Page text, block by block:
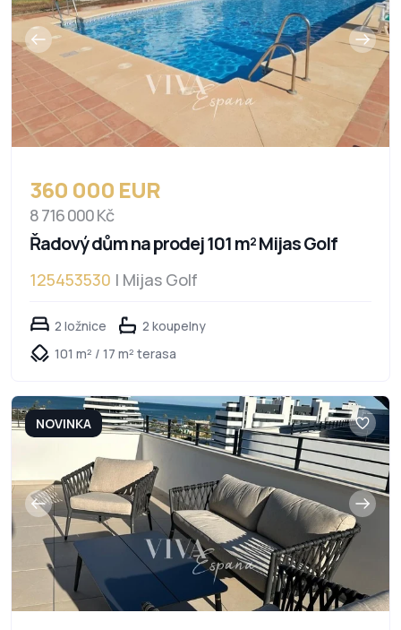
360 000 EUR
8 716 000 Kč
Řadový dům na prodej 101 m² Mijas Golf
125453530 | Mijas Golf
2 ložnice
2 koupelny
101 m² / 17 m² terasa
NOVINKA